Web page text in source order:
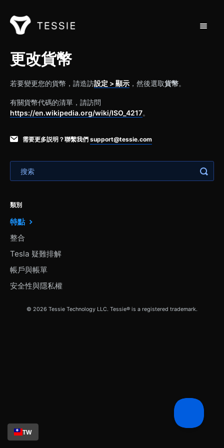
切換導
聯繫
更改貨幣
若要變更您的貨幣，請造訪設定 > 顯示 ，然後選取貨幣。
有關貨幣代碼的清單，請訪問
https://en.wikipedia.org/wiki/ISO_4217。
需要更多説明？聯繫我們 support@tessie.com
類別
特點
整合
Tesla 疑難排解
帳戶與帳單
安全性與隱私權
© 2026 Tessie Technology LLC. Tessie® is a registered trademark.
TW